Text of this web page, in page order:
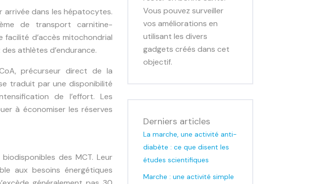
arrivée dans les hépatocytes.
de transport carnitine-
d’accès mitochondrial
athlètes d’endurance.
précurseur direct de la
traduit par une disponibilité
de l’effort. Les
à économiser les réserves
des MCT. Leur
aux besoins énergétiques
Vous pouvez surveiller
vos améliorations en
utilisant les divers
gadgets créés dans cet
objectif.
Derniers articles
La marche, une activité anti-
diabète : ce que disent les
études scientifiques
Marche : une activité simple